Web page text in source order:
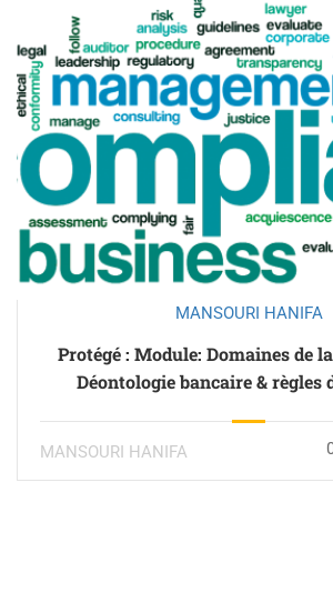
MANSOURI HANIFA
Protégé : Module: Domaines de
Déontologie bancaire & règles
MANSOURI HANIFA